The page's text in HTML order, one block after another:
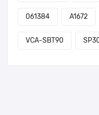
061384 A1672
VCA-SBT90